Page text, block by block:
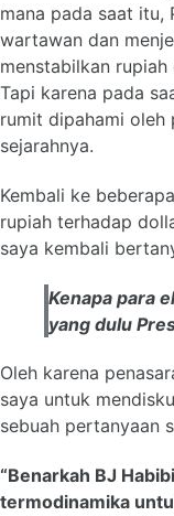
mana pada saat itu,
wartawan dan
menstabilkan
Tapi karena pada
rumit dipahami
sejarahnya.
Kembali ke
rupiah terhadap
saya kembali
Kenapa para
yang dulu
Oleh karena
saya untuk
sebuah pertanyaan
“Benarkah BJ
termodinamika